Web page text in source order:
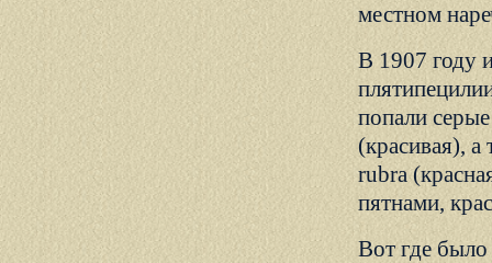
местном
В 1907 году
попали
(красивая), а
rubra
пятнами,
Вот где